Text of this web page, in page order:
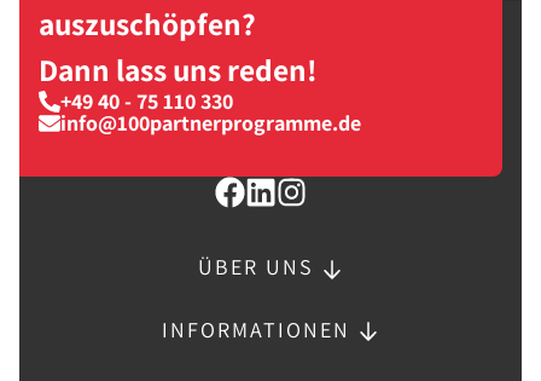
auszuschöpfen?
Dann lass uns reden!
+49 40 - 75 110 330
info@100partnerprogramme.de
ÜBER UNS
INFORMATIONEN